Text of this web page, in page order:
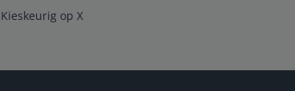
Kieskeurig op X